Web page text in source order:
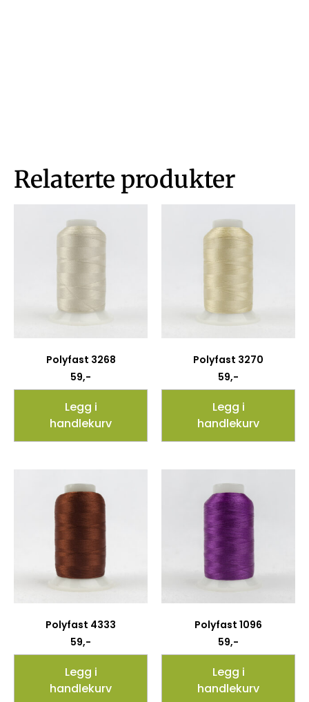
Relaterte produkter
Polyfast 3268
59,-
Legg i
handlekurv
Polyfast 3270
59,-
Legg i
handlekurv
Polyfast 4333
59,-
Legg i
handlekurv
Polyfast 1096
59,-
Legg i
handlekurv